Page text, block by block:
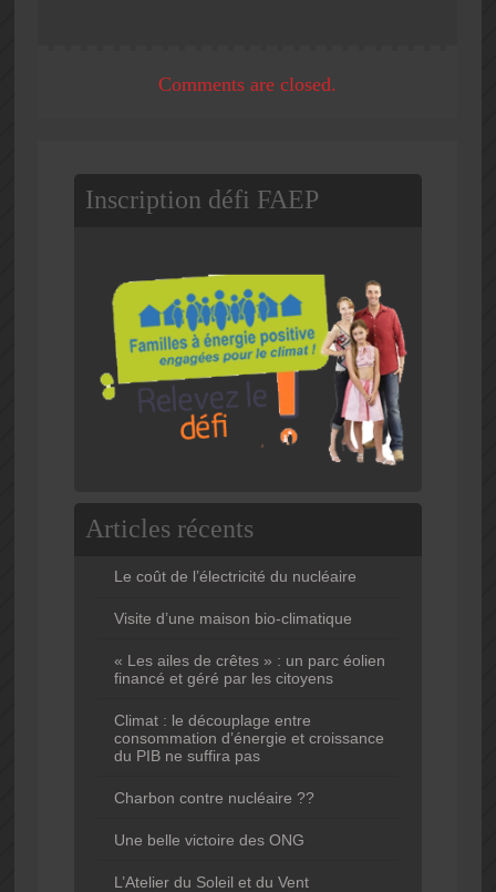
Comments are closed.
Inscription défi FAEP
Articles récents
Le coût de l’électricité du nucléaire
Visite d’une maison bio-climatique
« Les ailes de crêtes » : un parc éolien
financé et géré par les citoyens
Climat : le découplage entre
consommation d’énergie et croissance
du PIB ne suffira pas
Charbon contre nucléaire ??
Une belle victoire des ONG
L’Atelier du Soleil et du Vent